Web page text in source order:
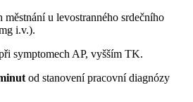
městnání u levostranného srdečního
i.v.).
symptomech AP, vyšším TK.
od stanovení pracovní diagnózy